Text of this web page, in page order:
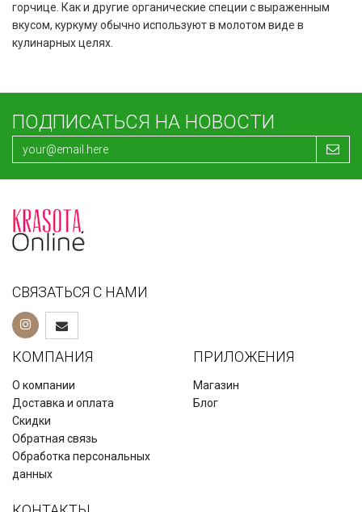
горчице. Как и другие органические специи с выраженным
вкусом, куркуму обычно используют в молотом виде в
кулинарных целях.
ПОДПИСАТЬСЯ НА НОВОСТИ
СВЯЗАТЬСЯ С НАМИ
КОМПАНИЯ
О компании
Доставка и оплата
Скидки
Обратная связь
Обработка персональных
данных
ПРИЛОЖЕНИЯ
Магазин
Блог